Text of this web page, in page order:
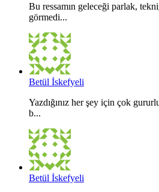
Bu ressamın geleceği parlak,
görmedi...
Betül İskefyeli
Yazdığınız her şey için çok
b...
Betül İskefyeli